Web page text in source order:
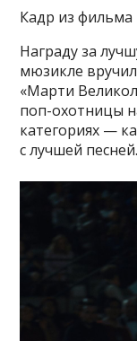
Кадр из фильма
Награду за
мюзикле
«Марти
поп-охотницы
категориях —
с лучшей песней.